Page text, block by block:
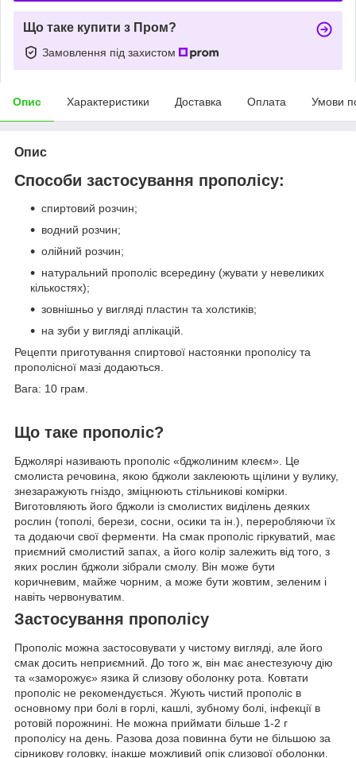
Що таке купити з Пром?
Замовлення під захистом
Опис Характеристики Доставка Оплата Умови
Опис
Способи застосування прополісу:
спиртовий розчин;
водний розчин;
олійний розчин;
натуральний прополіс всередину (жувати у невеликих
кількостях);
зовнішньо у вигляді пластин та холстиків;
на зуби у вигляді аплікацій.
Рецепти приготування спиртової настоянки прополісу та
прополісної мазі додаються.
Вага: 10 грам.
Що таке прополіс?
Бджолярі називають прополіс «бджолиним клеєм». Це
смолиста речовина, якою бджоли заклеюють щілини у вулику,
знезаражують гніздо, зміцнюють стільникові комірки.
Виготовляють його бджоли із смолистих виділень деяких
рослин (тополі, берези, сосни, осики та ін.), переробляючи їх
та додаючи свої ферменти. На смак прополіс гіркуватий, має
приємний смолистий запах, а його колір залежить від того, з
яких рослин бджоли зібрали смолу. Він може бути
коричневим, майже чорним, а може бути жовтим, зеленим і
навіть червонуватим.
Застосування прополісу
Прополіс можна застосовувати у чистому вигляді, але його
смак досить неприємний. До того ж, він має анестезуючу дію
та «заморожує» язика й слизову оболонку рота. Ковтати
прополіс не рекомендується. Жують чистий прополіс в
основному при болі в горлі, кашлі, зубному болі, інфекції в
ротовій порожнині. Не можна приймати більше 1-2 г
прополісу на день. Разова доза повинна бути не більшою за
сірникову головку, інакше можливий опік слизової оболонки.